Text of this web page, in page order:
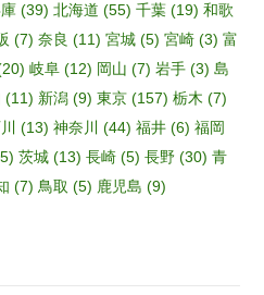
(39) 北海道 (55) 千葉 (19) 和歌
(7) 奈良 (11) 宮城 (5) 宮崎 (3) 富
岐阜 (12) 岡山 (7) 岩手 (3) 島
(11) 新潟 (9) 東京 (157) 栃木 (7)
(13) 神奈川 (44) 福井 (6) 福岡
茨城 (13) 長崎 (5) 長野 (30) 青
(7) 鳥取 (5) 鹿児島 (9)